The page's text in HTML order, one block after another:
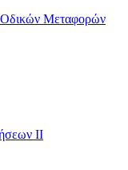
Οδικών Μεταφορών
ΙΙ